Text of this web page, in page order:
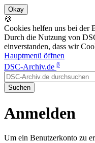
🍪
Cookies helfen uns bei der
Durch die Nutzung von
einverstanden, dass wir
Hauptmenü öffnen
DSC-Archiv.de β
Suchen
Anmelden
Um ein Benutzerkonto zu